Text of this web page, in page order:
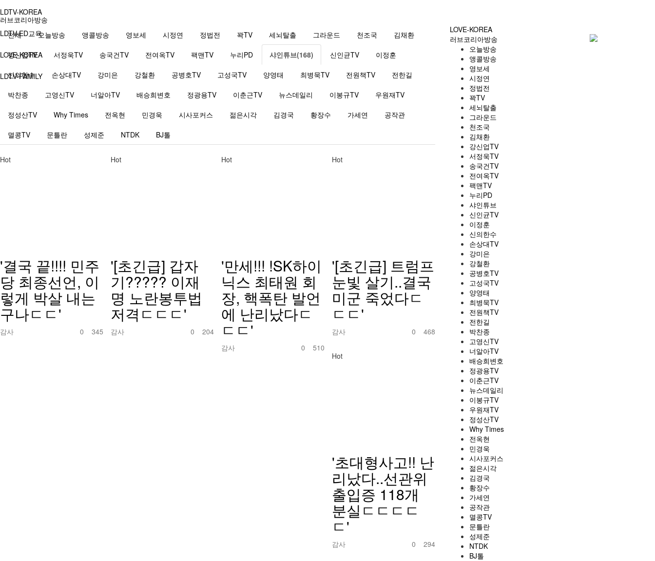
LDTV-KOREA
LDTV-ED교육
LOVE-KOREA
LDTV-FAMILY
러브코리아방송
전체
오늘방송 앵콜방송 영보세 시정연 정법전 꽉TV 세뇌탈출 그라운드 천조국 김채환
강신업TV 서정욱TV 송국건TV 전여옥TV 팩맨TV 누리PD 샤인튜브(168) 신인균TV 이정훈
신의한수 손상대TV 강미은 강철환 공병호TV 고성국TV 양영태 최병묵TV 전원책TV 전한길
박찬종 고영신TV 너알아TV 배승희변호 정광용TV 이춘근TV 뉴스데일리 이봉규TV 우원재TV
정성산TV Why Times 전옥현 민경욱 시사포커스 젊은시각 김경국 황장수 가세연 공작관
멸콩TV 문틀란 성제준 NTDK BJ톨
Hot
'결국 끝!!!! 민주
당 최종선언, 이
렇게 박살 내는
구나ㄷㄷ'
감사 0 345
Hot
'[초긴급] 갑자
기????? 이재
명 노란봉투법
저격ㄷㄷㄷ'
감사 0 204
Hot
'만세!!! !SK하이
닉스 최태원 회
장, 핵폭탄 발언
에 난리났다ㄷ
ㄷㄷ'
감사 0 510
Hot
'[초긴급] 트럼프
눈빛 살기..결국
미군 죽었다ㄷ
ㄷㄷ'
감사 0 468
Hot
'초대형사고!! 난
리났다..선관위
출입증 118개
분실ㄷㄷㄷㄷ
ㄷ'
감사 0 294
LOVE-KOREA
러브코리아방송
오늘방송
앵콜방송
영보세
시정연
정법전
꽉TV
세뇌탈출
그라운드
천조국
김채환
강신업TV
서정욱TV
송국건TV
전여옥TV
팩맨TV
누리PD
샤인튜브
신인균TV
이정훈
신의한수
손상대TV
강미은
강철환
공병호TV
고성국TV
양영태
최병묵TV
전원책TV
전한길
박찬종
고영신TV
너알아TV
배승희변호
정광용TV
이춘근TV
뉴스데일리
이봉규TV
우원재TV
정성산TV
Why Times
전옥현
민경욱
시사포커스
젊은시각
김경국
황장수
가세연
공작관
멸콩TV
문틀란
성제준
NTDK
BJ톨